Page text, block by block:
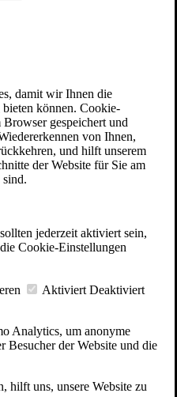
damit wir Ihnen die
können. Cookie-
gespeichert und
von Ihnen,
und hilft unserem
der Website für Sie am
sind.
jederzeit aktiviert sein,
Cookie-Einstellungen
Aktiviert Deaktiviert
Analytics, um anonyme
Besucher der Website und die
hilft uns, unsere Website zu